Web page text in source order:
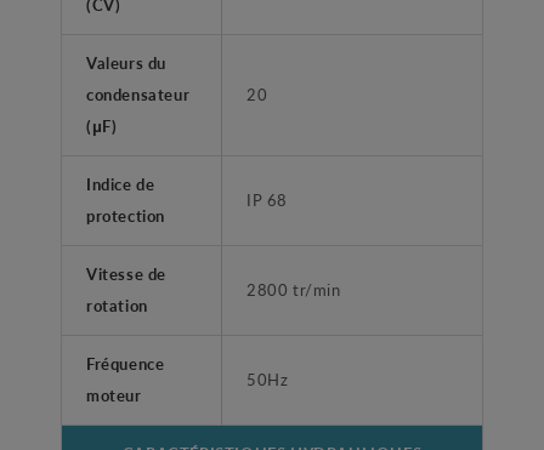
Valeurs du
condensateur
(μF)
20
Indice de
protection
IP 68
Vitesse de
rotation
2800 tr/min
Fréquence
moteur
50Hz